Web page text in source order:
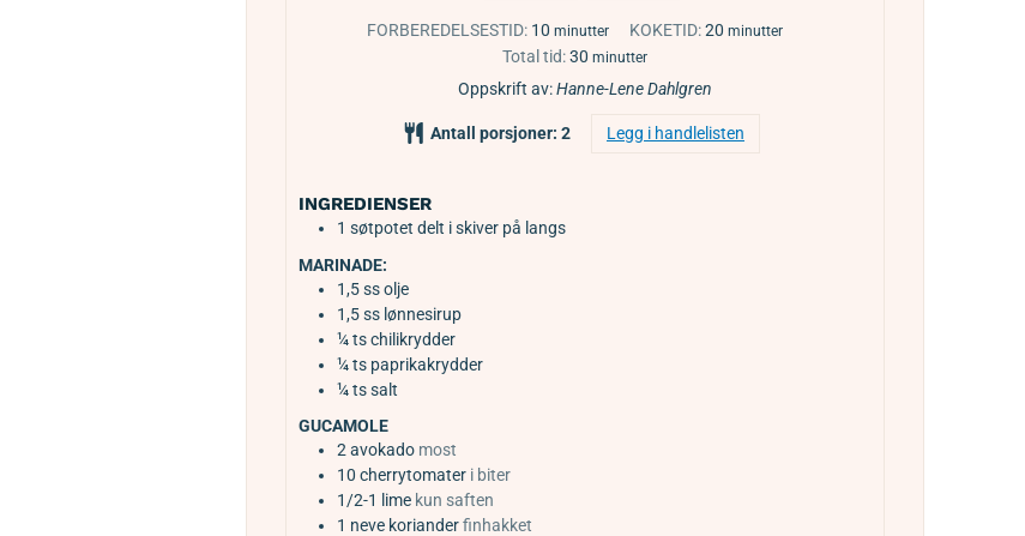
FORBEREDELSESTID: 10 minutter KOKETID:20 minutter
Total tid:30 minutter
Oppskrift av:Hanne-Lene Dahlgren
Antall porsjoner: 2 Legg i handlelisten
INGREDIENSER
1 søtpotet delt i skiver på langs
MARINADE:
1,5ssolje
1,5ss lønnesirup
¼tschilikrydder
¼ts paprikakrydder
¼tssalt
GUCAMOLE
2avokado most
10 cherrytomater i biter
1/2-1 lime kun saften
1 neve korianderfinhakket